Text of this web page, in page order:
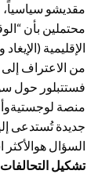
مقديشو سياسياً،
محتملين بأن
الإقليمية
من الاعتراف إلى
فستتبلور حول
منصة
جديدة تُستدعى
السؤال
تشكيل